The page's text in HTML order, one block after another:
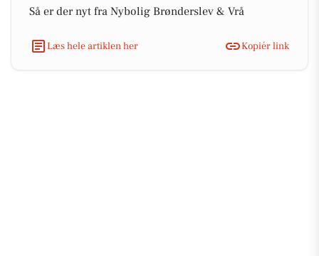
Så er der nyt fra Nybolig Brønderslev & Vrå
Læs hele artiklen her Kopiér link